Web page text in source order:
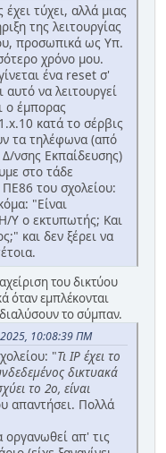
τύχει, αλλά μιας
της λειτουργίας
προσωπικά ως Υπ.
χρόνο μου.
ένα reset σ'
να λειτουργεί
ο έμπορας
κατά το σέρβις
τα τηλέφωνα (από
νσης Εκπαίδευσης)
στο τάδε
του σχολείου:
"Είναι
Υ ο εκτυπωτής; Και
και δεν ξέρει να
του δικτύου
όταν εμπλέκονται
το σύμπαν.
2025, 10:08:39 ΠΜ
"Τι IP έχει το
δικτυακά
το 2ο, είναι
απαντήσει. Πολλά
απ' τις